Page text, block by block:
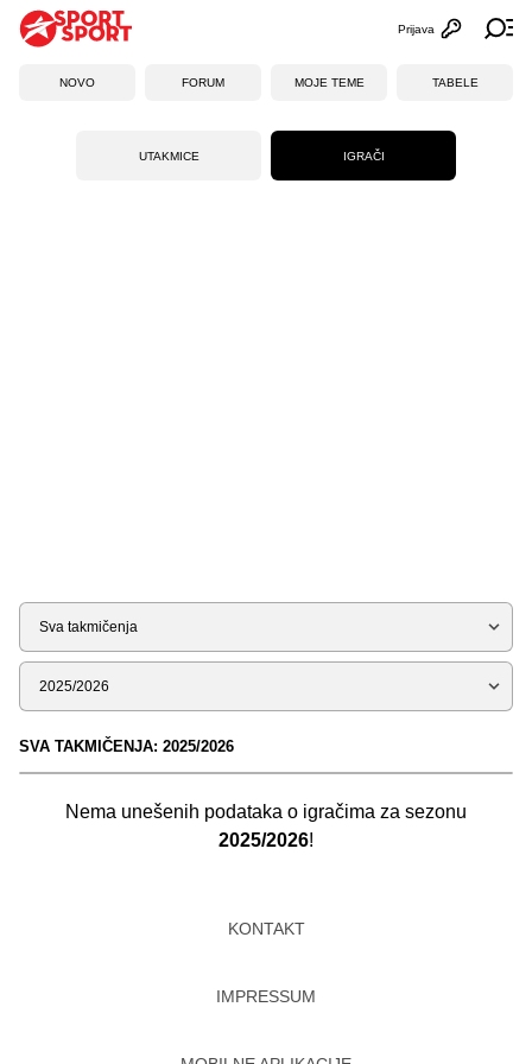
Otvori
Prijava
NOVO FORUM MOJE TEME TABELE
UTAKMICE IGRAČI
Tip
Sezona
SVA TAKMIČENJA: 2025/2026
Nema unešenih podataka o igračima za sezonu
2025/2026!
KONTAKT
IMPRESSUM